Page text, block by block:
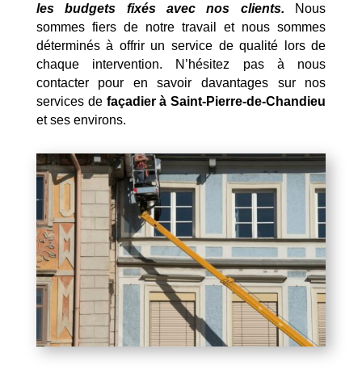
les budgets fixés avec nos clients. Nous
sommes fiers de notre travail et nous sommes
déterminés à offrir un service de qualité lors de
chaque intervention. N’hésitez pas à nous
contacter pour en savoir davantages sur nos
services de façadier à Saint-Pierre-de-Chandieu
et ses environs.